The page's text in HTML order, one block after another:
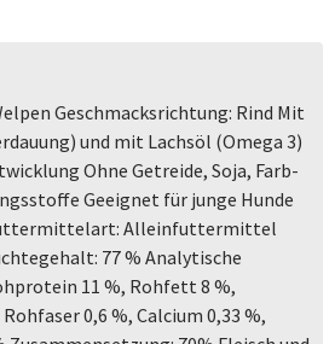
Geschmacksrichtung: Rind Mit
und mit Lachsöl (Omega 3)
Ohne Getreide, Soja, Farb-
Geeignet für junge Hunde
Alleinfuttermittel
77 % Analytische
11 %, Rohfett 8 %,
0,6 %, Calcium 0,33 %,